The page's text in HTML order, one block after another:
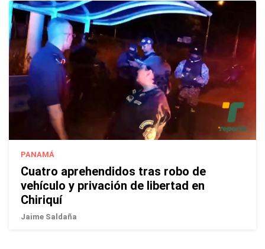
PANAMÁ
Cuatro aprehendidos tras robo de
vehículo y privación de libertad en
Chiriquí
Jaime Saldaña